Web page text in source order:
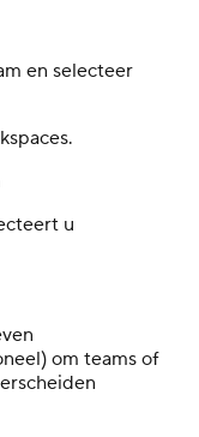
en selecteer
u
om teams of